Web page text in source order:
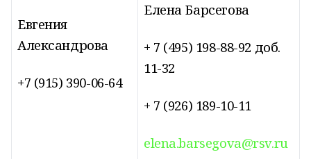
Евгения
Александрова
+7 (915) 390-06-64
Елена Барсегова
+ 7 (495) 198-88-92 доб.
11-32
+ 7 (926) 189-10-11
elena.barsegova@rsv.ru